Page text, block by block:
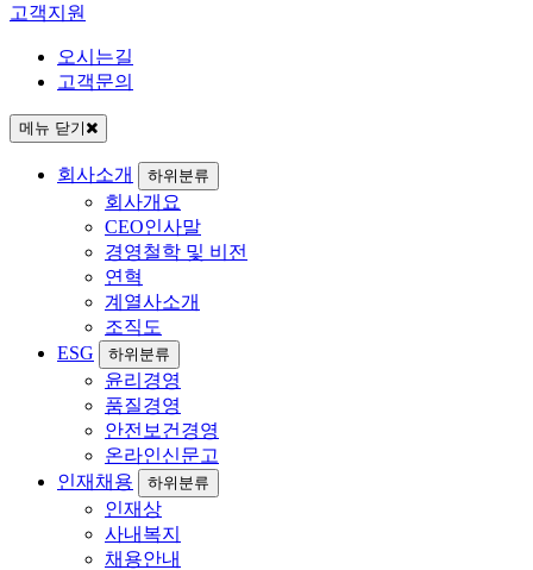
고객지원
오시는길
고객문의
메뉴 닫기
회사소개 하위분류
회사개요
CEO인사말
경영철학 및 비전
연혁
계열사소개
조직도
ESG
하위분류
윤리경영
품질경영
안전보건경영
온라인신문고
인재채용
하위분류
인재상
사내복지
채용안내